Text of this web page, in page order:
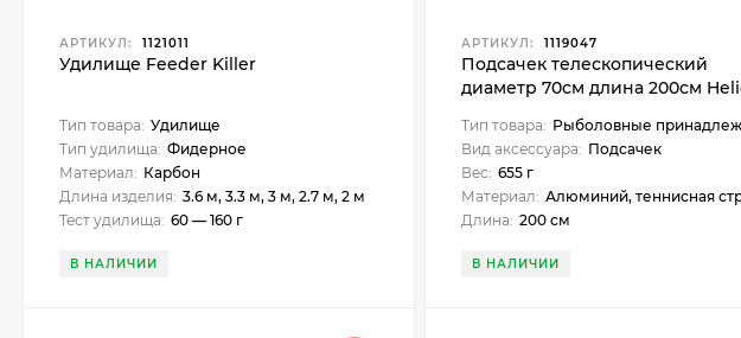
АРТИКУЛ: 1121011
Удилище Feeder Killer
Тип товара: Удилище
Тип удилища: Фидерное
Материал: Карбон
Длина изделия: 3.6 м, 3.3 м, 3 м, 2.7 м, 2 м
Тест удилища: 60 — 160 г
В НАЛИЧИИ
АРТИКУЛ: 1119047
Подсачек телескопический
диаметр 70см длина 200см
Тип товара: Рыболовные
Вид аксессуара: Подсачек
Вес: 655 г
Материал: Алюминий, теннисная
Длина: 200 см
В НАЛИЧИИ